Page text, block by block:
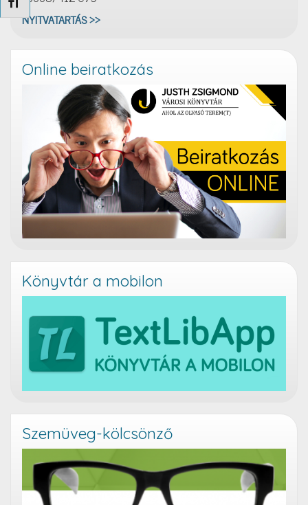
Betűméret váltása
NYITVATARTÁS >>
Online beiratkozás
Könyvtár a mobilon
Szemüveg-kölcsönző